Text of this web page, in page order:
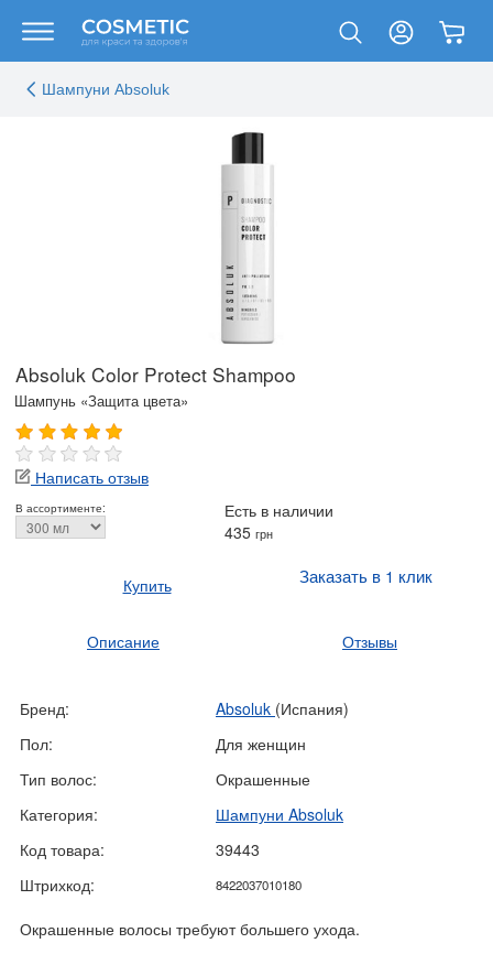
Шампуни Absoluk
Absoluk Color Protect Shampoo
Шампунь «Защита цвета»
Написать отзыв
В ассортименте:
Есть в наличии
435 грн
Купить Заказать в 1 клик
Описание Отзывы
Бренд: Absoluk (Испания)
Пол:
Для женщин
Тип волос:
Окрашенные
Категория:
Шампуни Absoluk
Код товара:
39443
Штрихкод:
8422037010180
Окрашенные волосы требуют большего ухода.